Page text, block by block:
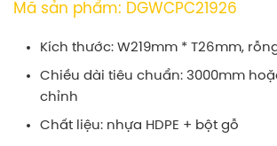
Mã sản phẩm: DGWCPC21926
Kích thước: W219mm * T26mm,
Chiều dài tiêu chuẩn: 3000mm
chỉnh
Chất liệu: nhựa HDPE + bột gỗ